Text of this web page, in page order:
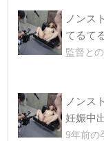
ノンス
てるて
監督と
ノンス
妊娠中
9年前の